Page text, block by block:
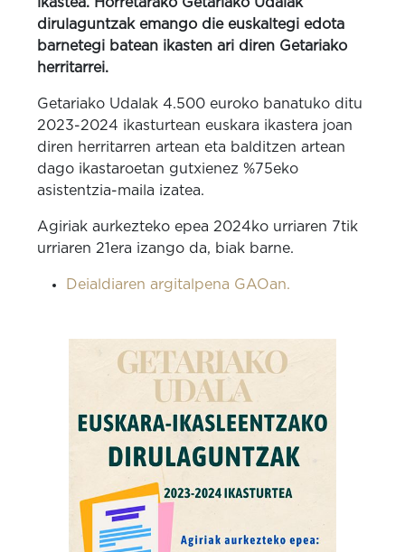
ikastea. Horretarako Getariako Udalak
dirulaguntzak emango die euskaltegi edota
barnetegi batean ikasten ari diren Getariako
herritarrei.
Getariako Udalak 4.500 euroko banatuko ditu
2023-2024 ikasturtean euskara ikastera joan
diren herritarren artean eta balditzen artean
dago ikastaroetan gutxienez %75eko
asistentzia-maila izatea.
Agiriak aurkezteko epea 2024ko urriaren 7tik
urriaren 21era izango da, biak barne.
Deialdiaren argitalpena GAOan.